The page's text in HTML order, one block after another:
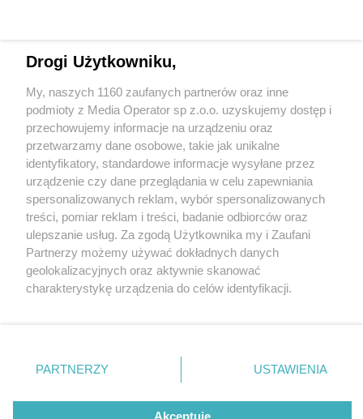
Świąteczne czytanie bajek w chorzowskiej
3 / 21
Świąteczne czytanie bajek w
chorzowskiej komendzie
policji
Choinka, pierniki, policyjna maskotka Sznupek i
mundurowi czytający bajki. Tak było w Komendzie
Wydawca mediów lokalnych
Nie zapomnij
zapoznać się z:
polityką prywatności regulamin korzystania z portali
Twojemiasto
Piekary Śląskie
Chorzów
Tarnowskie Góry
Gliwice
Skontakuj sięz nami
Kontakt
Wydawca
Redakcja
Drogi Użytkowniku,
My, naszych 1160 zaufanych partnerów oraz inne
podmioty z Media Operator sp z.o.o. uzyskujemy dostęp i
przechowujemy informacje na urządzeniu oraz
przetwarzamy dane osobowe, takie jak unikalne
identyfikatory, standardowe informacje wysyłane przez
urządzenie czy dane przeglądania w celu zapewniania
spersonalizowanych reklam, wybór spersonalizowanych
treści, pomiar reklam i treści, badanie odbiorców oraz
ulepszanie usług. Za zgodą Użytkownika my i Zaufani
Partnerzy możemy używać dokładnych danych
geolokalizacyjnych oraz aktywnie skanować
charakterystykę urządzenia do celów identyfikacji.
zmienić/wycofać klikając przycisk ustawień prywatności
znajdujący się w lewym dolnym rogu strony
rodzaje przetwarzania danych nie wymagają zgody
użytkownika, ale masz prawo sprzeciwić się takiemu
PARTNERZY USTAWIENIA
Akceptuję